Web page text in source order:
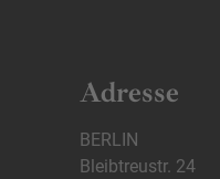
Adresse
BERLIN
Bleibtreustr. 24